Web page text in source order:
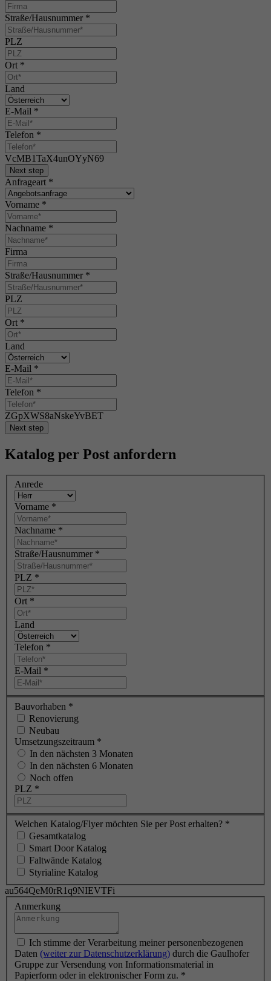
Straße/Hausnummer *
PLZ
Ort *
Land
E-Mail *
Telefon *
VcMB1TaX4unOYyN69
Next step
Anfrageart *
Vorname *
Nachname *
Firma
Straße/Hausnummer *
PLZ
Ort *
Land
E-Mail *
Telefon *
ZGpXWS8aNskeYvBET
Next step
Katalog per Post anfordern
Anrede
Vorname *
Nachname *
Straße/Hausnummer *
PLZ *
Ort *
Land
Telefon *
E-Mail *
Bauvorhaben *
Renovierung
Neubau
Umsetzungszeitraum *
In den nächsten 3 Monaten
In den nächsten 6 Monaten
Noch offen
PLZ *
Welchen Katalog/Flyer möchten Sie per Post erhalten? *
Gesamtkatalog
Smart Door Katalog
Faltwände Katalog
Styrialine Katalog
au564QeM0rR1q9NIEVTFi
Anmerkung
Ich stimme der Verarbeitung meiner personenbezogenen
Daten (weiter zur Datenschutzerklärung) durch die Gaulhofer
Gruppe zur Versendung von Informationsmaterial in
Papierform oder in elektronischer Form zu. *